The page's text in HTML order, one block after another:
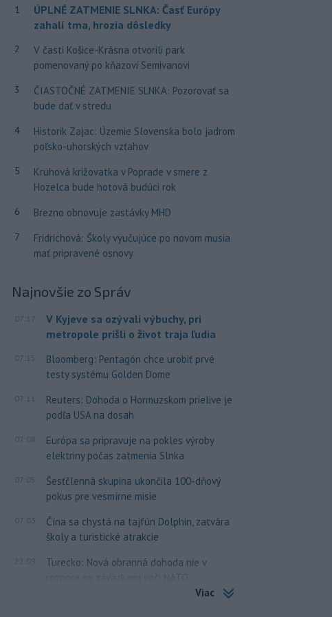
1
ÚPLNÉ ZATMENIE SLNKA: Časť Európy
zahalí tma, hrozia dôsledky
2
V časti Košice-Krásna otvorili park
pomenovaný po kňazovi Semivanovi
3
ČIASTOČNÉ ZATMENIE SLNKA: Pozorovať sa
bude dať v stredu
4
Historik Zajac: Územie Slovenska bolo jadrom
poľsko-uhorských vzťahov
5
Kruhová križovatka v Poprade v smere z
Hozelca bude hotová budúci rok
6 Brezno obnovuje zastávky MHD
7
Fridrichová: Školy vyučujúce po novom musia
mať pripravené osnovy
Najnovšie zo Správ
07:17
V Kyjeve sa ozývali výbuchy, pri
metropole prišli o život traja ľudia
07:15
Bloomberg: Pentagón chce urobiť prvé
testy systému Golden Dome
07:11
Reuters: Dohoda o Hormuzskom prielive je
podľa USA na dosah
07:08
Európa sa pripravuje na pokles výroby
elektriny počas zatmenia Slnka
07:05
Šesťčlenná skupina ukončila 100-dňový
pokus pre vesmírne misie
07:03
Čína sa chystá na tajfún Dolphin, zatvára
školy a turistické atrakcie
Turecko: Nová obranná dohoda nie v
rozpore so záväzkami voči NATO
Viac